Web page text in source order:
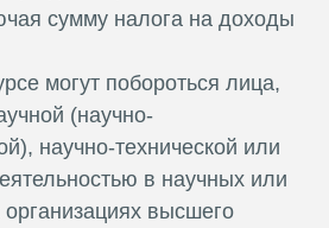
сумму налога на доходы
могут побороться лица,
(научно-
научно-технической или
в научных или
высшего